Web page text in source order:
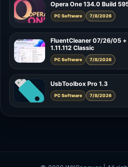
Opera One 134.0 Build
PC Software 7/8/2026
FluentCleaner 07/26/05 +
1.11.112 Classic
PC Software 7/8/2026
UsbToolbox Pro 1.3
PC Software 7/8/2026